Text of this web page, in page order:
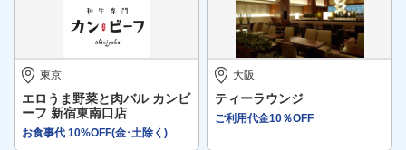
東京
エロうま野菜と肉バル カンビ
ーフ 新宿東南口店
お食事代 10%OFF(金･土除く)
大阪
ティーラウンジ
ご利用代金10％OFF